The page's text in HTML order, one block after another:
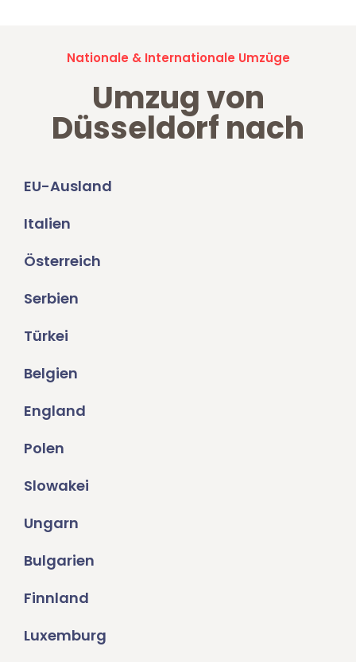
Nationale & Internationale Umzüge
Umzug von
Düsseldorf nach
EU-Ausland
Italien
Österreich
Serbien
Türkei
Belgien
England
Polen
Slowakei
Ungarn
Bulgarien
Finnland
Luxemburg